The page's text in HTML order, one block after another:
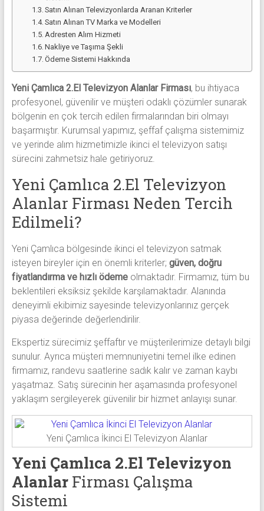
Satın Alınan Televizyonlarda Aranan Kriterler
Satın Alınan TV Marka ve Modelleri
Adresten Alım Hizmeti
Nakliye ve Taşıma Şekli
Ödeme Sistemi Hakkında
Yeni Çamlıca 2.El Televizyon Alanlar Firması, bu ihtiyaca
profesyonel, güvenilir ve müşteri odaklı çözümler sunarak
bölgenin en çok tercih edilen firmalarından biri olmayı
başarmıştır. Kurumsal yapımız, şeffaf çalışma sistemimiz
ve yerinde alım hizmetimizle ikinci el televizyon satışı
sürecini zahmetsiz hale getiriyoruz.
Yeni Çamlıca 2.El Televizyon
Alanlar Firması Neden Tercih
Edilmeli?
Yeni Çamlıca bölgesinde ikinci el televizyon satmak
isteyen bireyler için en önemli kriterler; güven, doğru
fiyatlandırma ve hızlı ödemeolmaktadır. Firmamız, tüm bu
beklentileri eksiksiz şekilde karşılamaktadır. Alanında
deneyimli ekibimiz sayesinde televizyonlarınız gerçek
piyasa değerinde değerlendirilir.
Ekspertiz sürecimiz şeffaftır ve müşterilerimize detaylı bilgi
sunulur. Ayrıca müşteri memnuniyetini temel ilke edinen
firmamız, randevu saatlerine sadık kalır ve zaman kaybı
yaşatmaz. Satış sürecinin her aşamasında profesyonel
yaklaşım sergileyerek güvenilir bir hizmet anlayışı sunar.
Yeni Çamlıca İkinci El Televizyon Alanlar
Yeni Çamlıca 2.El Televizyon
AlanlarFirması Çalışma
Sistemi